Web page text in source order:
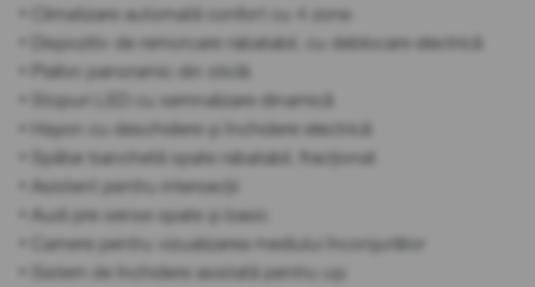
• Climatizare automată confort cu 4 zone
• Dispozitiv de remorcare rabatabil, cu deblocare electrică
• Plafon panoramic din sticlă
• Stopuri LED cu semnalizare dinamică
• Hayon cu deschidere și închidere electrică
• Spătar banchetă spate rabatabil, fracționat
• Asistent pentru intersecții
• Audi pre sense spate și basic
• Camere pentru vizualizarea mediului înconjurător
• Sistem de închidere asistată pentru uși